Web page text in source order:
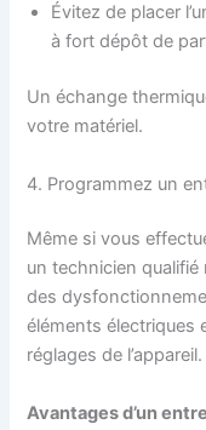
Évitez de placer
à fort dépôt de
Un échange
votre matériel.
4. Programmez un
Même si vous
un technicien
des
éléments électriques
réglages de l’appareil.
Avantages d’un